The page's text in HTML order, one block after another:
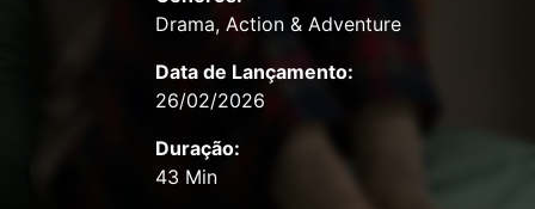
Drama, Action & Adventure
Data de Lançamento:
26/02/2026
Duração:
43 Min